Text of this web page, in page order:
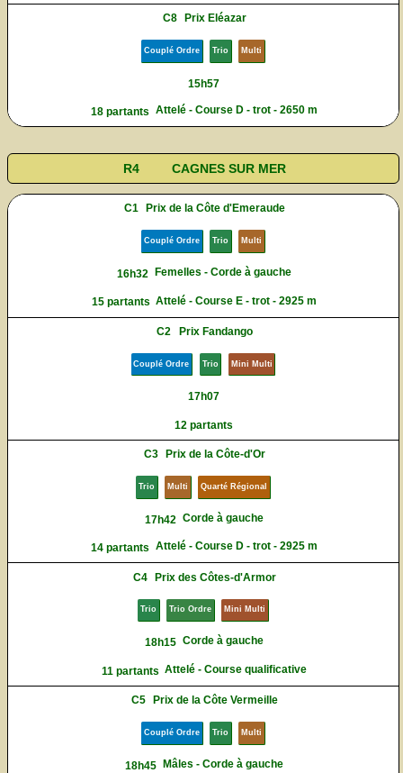
C8 Prix Eléazar
Couplé Ordre Trio Multi
15h57
18 partants Attelé - Course D - trot - 2650 m
R4 CAGNES SUR MER
C1 Prix de la Côte d'Emeraude
Couplé Ordre Trio Multi
16h32 Femelles - Corde à gauche
15 partants Attelé - Course E - trot - 2925 m
C2 Prix Fandango
Couplé Ordre Trio Mini Multi
17h07
12 partants
C3 Prix de la Côte-d'Or
Trio Multi Quarté Régional
17h42 Corde à gauche
14 partants Attelé - Course D - trot - 2925 m
C4 Prix des Côtes-d'Armor
Trio Trio Ordre Mini Multi
18h15 Corde à gauche
11 partants Attelé - Course qualificative
C5 Prix de la Côte Vermeille
Couplé Ordre Trio Multi
18h45 Mâles - Corde à gauche